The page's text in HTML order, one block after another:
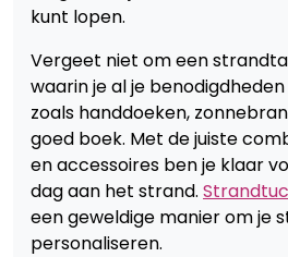
kunt lopen.
Vergeet niet om een
waarin je al je
zoals handdoeken,
goed boek. Met de juiste
en accessoires ben je klaar
dag aan het strand.
een geweldige manier om je
personaliseren.